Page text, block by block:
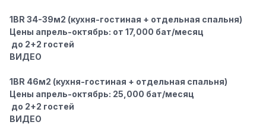
1BR 34-39м2 (кухня-гостиная + отдельная спальня)
Цены апрель-октябрь: от 17,000 бат/месяц
‍‍ до 2+2 гостей
ВИДЕО
1BR 46м2 (кухня-гостиная + отдельная спальня)
Цены апрель-октябрь: 25,000 бат/месяц
‍‍ до 2+2 гостей
ВИДЕО